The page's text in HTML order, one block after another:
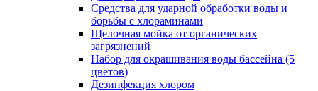
Средства для ударной обработки воды и
борьбы с хлораминами
Щелочная мойка от органических
загрязнений
Набор для окрашивания воды бассейна (5
цветов)
Дезинфекция хлором